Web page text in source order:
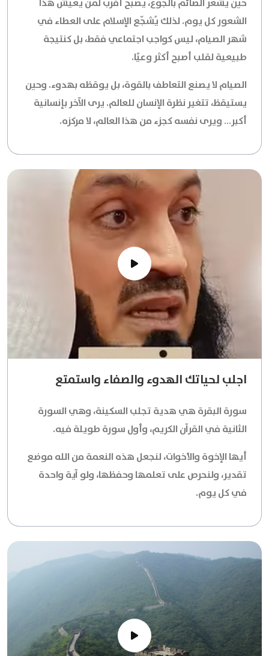
الشعور كل يوم. لذلك يُشجّع الإسلام على العطاء في
شهر الصيام، ليس كواجب اجتماعي فقط، بل كنتيجة
طبيعية لقلب أصبح أكثر وعيًا.
الصيام لا يصنع التعاطف بالقوة، بل يوقظه بهدوء. وحين
يستيقظ، تتغير نظرة الإنسان للعالم. يرى الآخر بإنسانية
أكبر… ويرى نفسه كجزء من هذا العالم، لا مركزه.
اجلب لحياتك الهدوء والصفاء واستمتع
سورة البقرة هي هدية تجلب السكينة، وهي السورة
الثانية في القرآن الكريم، وأول سورة طويلة فيه.
أيها الإخوة والأخوات، لنجعل هذه النعمة من الله موضع
تقدير، ولنحرص على تعلمها وحفظها، ولو آية واحدة
في كل يوم.